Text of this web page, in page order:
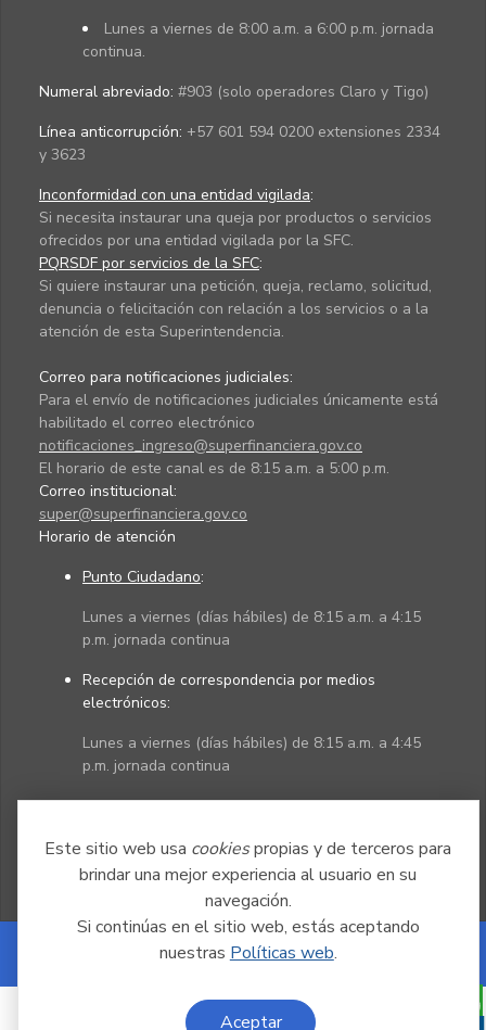
Este sitio web usa cookiespropias y de terceros para
brindar una mejor experiencia al usuario en su
navegación.
Si continúas en el sitio web, estás aceptando
nuestras Políticas web.
Aceptar
Lunes a viernes de 8:00 a.m. a 6:00 p.m. jornada
continua.
Numeral abreviado: #903 (solo operadores Claro y Tigo)
Línea anticorrupción: +57 601 594 0200 extensiones 2334
y 3623
Inconformidad con una entidad vigilada:
Si necesita instaurar una queja por productos o servicios
ofrecidos por una entidad vigilada por la SFC.
PQRSDF por servicios de la SFC:
Si quiere instaurar una petición, queja, reclamo, solicitud,
denuncia o felicitación con relación a los servicios o a la
atención de esta Superintendencia.
Correo para notificaciones judiciales:
Para el envío de notificaciones judiciales únicamente está
habilitado el correo electrónico
notificaciones_ingreso@superfinanciera.gov.co
El horario de este canal es de 8:15 a.m. a 5:00 p.m.
Correo institucional:
super@superfinanciera.gov.co
Horario de atención
Punto Ciudadano:
Lunes a viernes (días hábiles) de 8:15 a.m. a 4:15
p.m. jornada continua
Recepción de correspondencia por medios
electrónicos:
Lunes a viernes (días hábiles) de 8:15 a.m. a 4:45
p.m. jornada continua
Powered by Nexura